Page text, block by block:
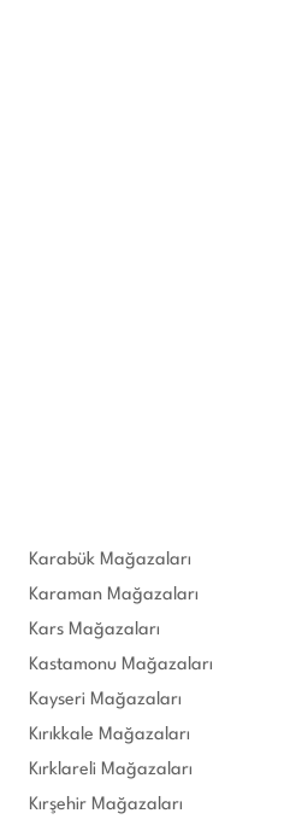
Karabük Mağazaları
Karaman Mağazaları
Kars Mağazaları
Kastamonu Mağazaları
Kayseri Mağazaları
Kırıkkale Mağazaları
Kırklareli Mağazaları
Kırşehir Mağazaları